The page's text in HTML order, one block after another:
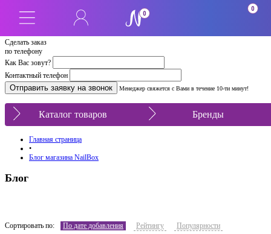
Сделать заказ
по телефону
Как Вас зовут?
Контактный телефон
Менеджер свяжется с Вами в течение 10-ти минут!
0
0
Каталог товаров Бренды
Главная страница
•
Блог магазина NailBox
Блог
Сортировать по: По дате добавления Рейтингу Популярности